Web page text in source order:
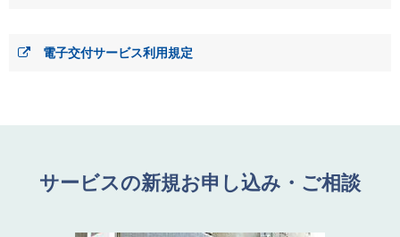
電子交付サービス利用規定
サービスの新規お申し込み・ご相談